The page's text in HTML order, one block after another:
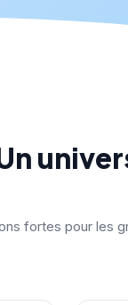
fortes pour les